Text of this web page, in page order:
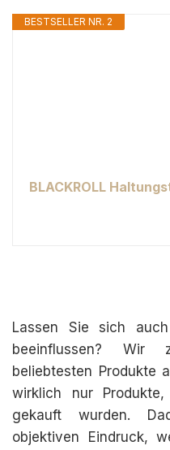
BESTSELLER NR. 2
BLACKROLL
Lassen Sie sich
beeinflussen?
beliebtesten Produkte
wirklich nur
gekauft wurden.
objektiven Eindruck,